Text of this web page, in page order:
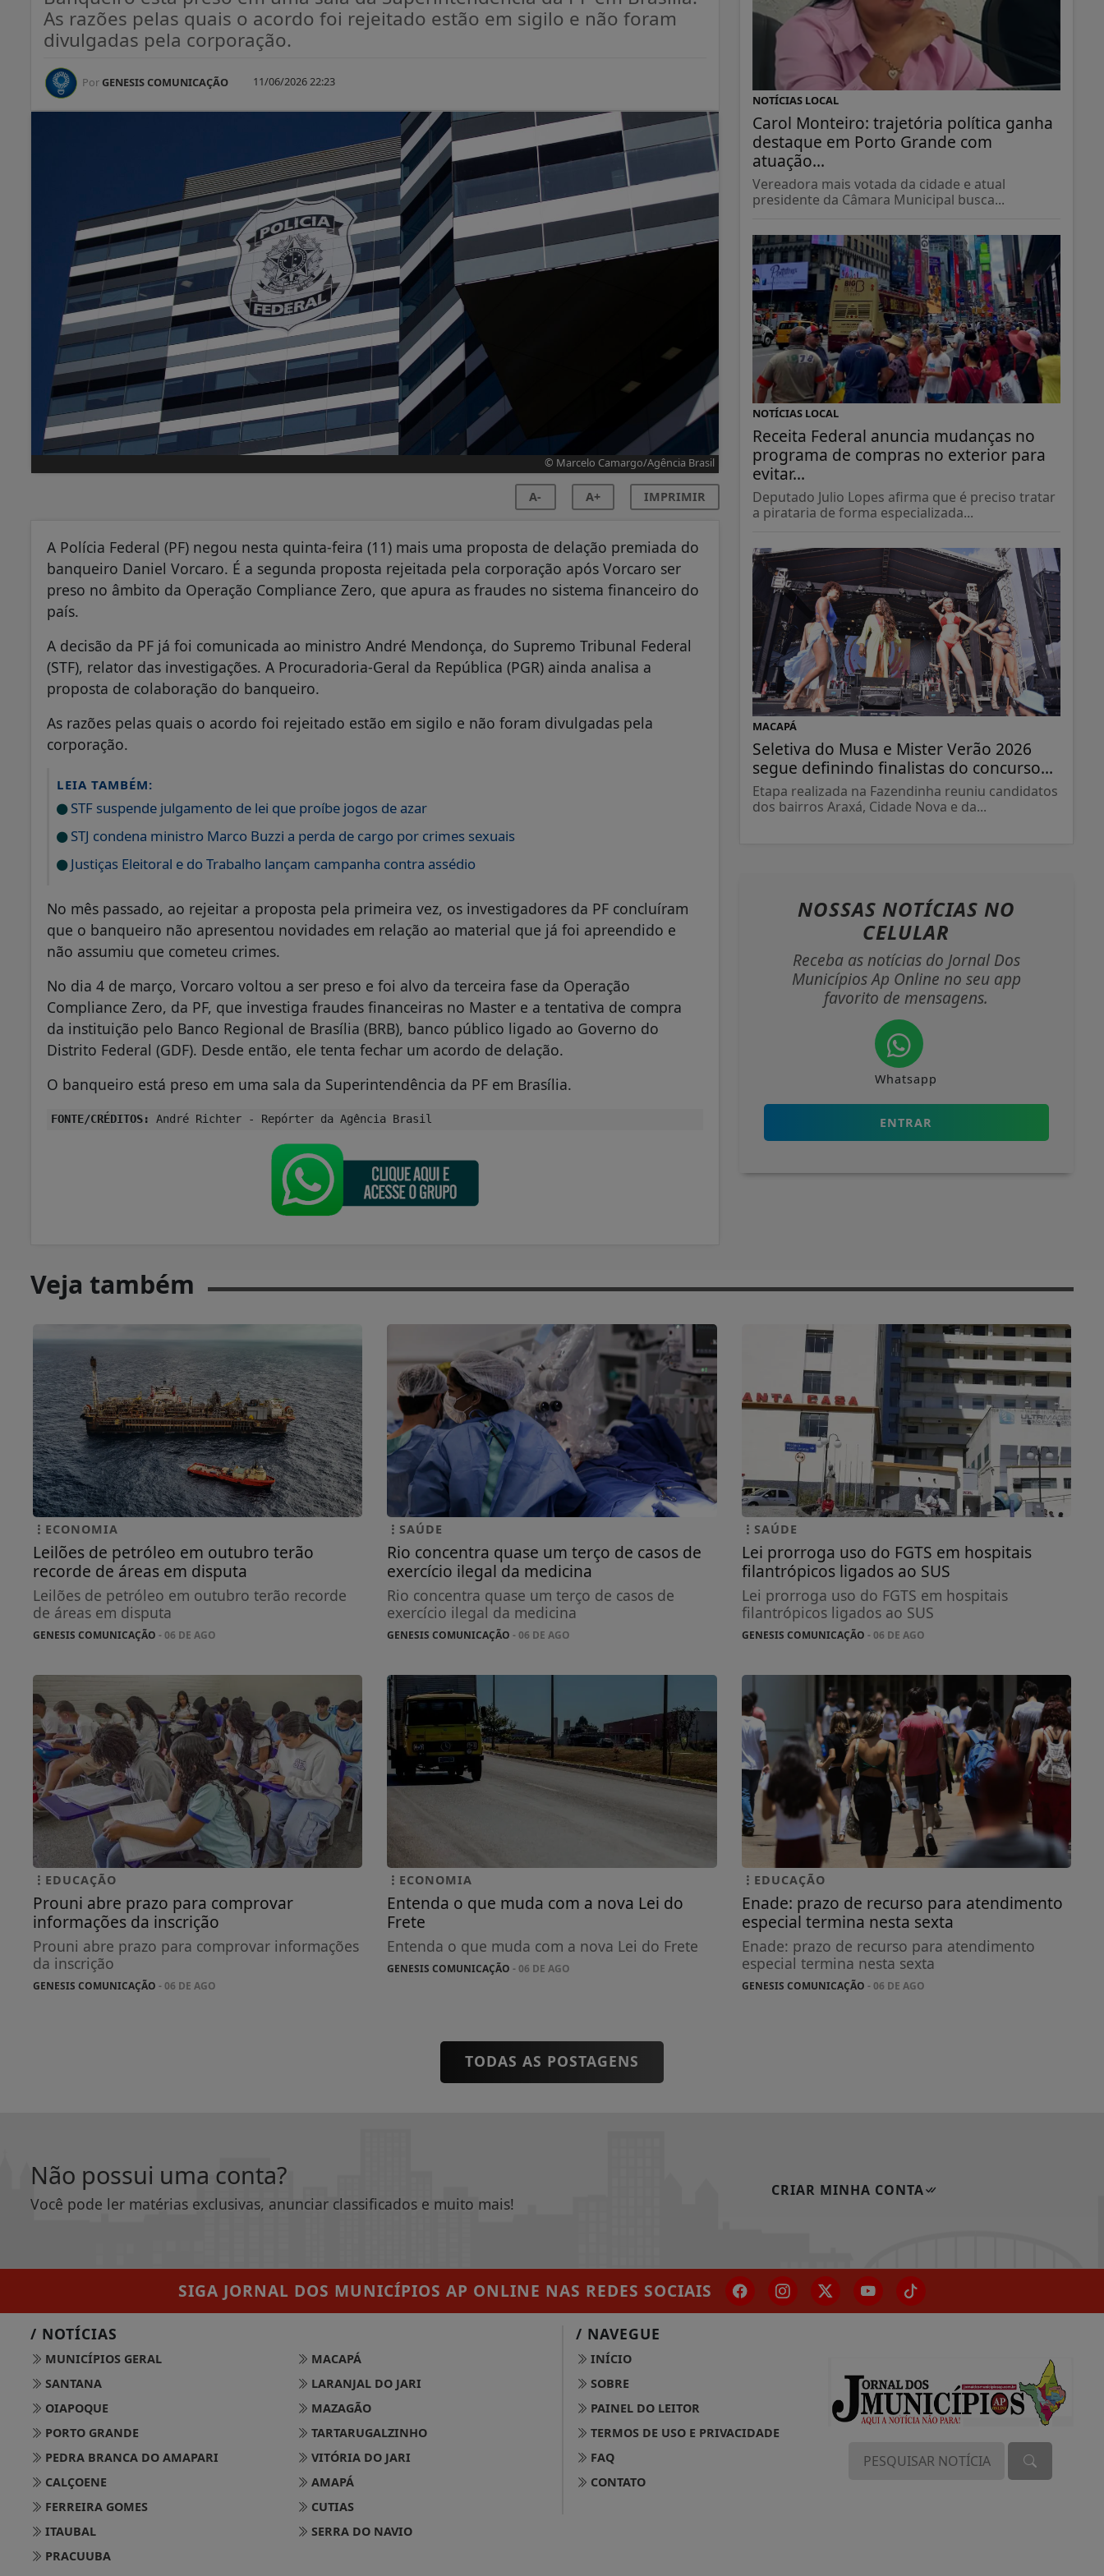
As razões pelas quais o acordo foi rejeitado estão em sigilo e não foram
divulgadas pela corporação.
Por GENESIS COMUNICAÇÃO 11/06/2026 22:23
© Marcelo Camargo/Agência Brasil
A- A+ IMPRIMIR
A Polícia Federal (PF) negou nesta quinta-feira (11) mais uma proposta de delação premiada do
banqueiro Daniel Vorcaro. É a segunda proposta rejeitada pela corporação após Vorcaro ser
preso no âmbito da Operação Compliance Zero, que apura as fraudes no sistema financeiro do
país.
A decisão da PF já foi comunicada ao ministro André Mendonça, do Supremo Tribunal Federal
(STF), relator das investigações. A Procuradoria-Geral da República (PGR) ainda analisa a
proposta de colaboração do banqueiro.
As razões pelas quais o acordo foi rejeitado estão em sigilo e não foram divulgadas pela
corporação.
LEIA TAMBÉM:
STF suspende julgamento de lei que proíbe jogos de azar
STJ condena ministro Marco Buzzi a perda de cargo por crimes sexuais
Justiças Eleitoral e do Trabalho lançam campanha contra assédio
No mês passado, ao rejeitar a proposta pela primeira vez, os investigadores da PF concluíram
que o banqueiro não apresentou novidades em relação ao material que já foi apreendido e
não assumiu que cometeu crimes.
No dia 4 de março, Vorcaro voltou a ser preso e foi alvo da terceira fase da Operação
Compliance Zero, da PF, que investiga fraudes financeiras no Master e a tentativa de compra
da instituição pelo Banco Regional de Brasília (BRB), banco público ligado ao Governo do
Distrito Federal (GDF). Desde então, ele tenta fechar um acordo de delação.
O banqueiro está preso em uma sala da Superintendência da PF em Brasília.
FONTE/CRÉDITOS: André Richter - Repórter da Agência Brasil
NOTÍCIAS LOCAL
Carol Monteiro: trajetória política ganha
destaque em Porto Grande com
atuação...
Vereadora mais votada da cidade e atual
presidente da Câmara Municipal busca...
NOTÍCIAS LOCAL
Receita Federal anuncia mudanças no
programa de compras no exterior para
evitar...
Deputado Julio Lopes afirma que é preciso tratar
a pirataria de forma especializada...
MACAPÁ
Seletiva do Musa e Mister Verão 2026
segue definindo finalistas do concurso...
Etapa realizada na Fazendinha reuniu candidatos
dos bairros Araxá, Cidade Nova e da...
NOSSAS NOTÍCIAS NO
CELULAR
Receba as notícias do Jornal Dos
Municípios Ap Online no seu app
favorito de mensagens.
Whatsapp
ENTRAR
Veja também
ECONOMIA
Leilões de petróleo em outubro terão
recorde de áreas em disputa
Leilões de petróleo em outubro terão recorde
de áreas em disputa
GENESIS COMUNICAÇÃO - 06 DE AGO
SAÚDE
Rio concentra quase um terço de casos de
exercício ilegal da medicina
Rio concentra quase um terço de casos de
exercício ilegal da medicina
GENESIS COMUNICAÇÃO - 06 DE AGO
SAÚDE
Lei prorroga uso do FGTS em hospitais
filantrópicos ligados ao SUS
Lei prorroga uso do FGTS em hospitais
filantrópicos ligados ao SUS
GENESIS COMUNICAÇÃO - 06 DE AGO
EDUCAÇÃO
Prouni abre prazo para comprovar
informações da inscrição
Prouni abre prazo para comprovar informações
da inscrição
GENESIS COMUNICAÇÃO - 06 DE AGO
ECONOMIA
Entenda o que muda com a nova Lei do
Frete
Entenda o que muda com a nova Lei do Frete
GENESIS COMUNICAÇÃO - 06 DE AGO
EDUCAÇÃO
Enade: prazo de recurso para atendimento
especial termina nesta sexta
Enade: prazo de recurso para atendimento
especial termina nesta sexta
GENESIS COMUNICAÇÃO - 06 DE AGO
TODAS AS POSTAGENS
Não possui uma conta?
Você pode ler matérias exclusivas, anunciar classificados e muito mais!
CRIAR MINHA CONTA
SIGA JORNAL DOS MUNICÍPIOS AP ONLINE NAS REDES SOCIAIS
/ NOTÍCIAS
MUNICÍPIOS GERAL
MACAPÁ
SANTANA
LARANJAL DO JARI
OIAPOQUE
MAZAGÃO
PORTO GRANDE
TARTARUGALZINHO
PEDRA BRANCA DO AMAPARI
VITÓRIA DO JARI
CALÇOENE
AMAPÁ
FERREIRA GOMES
CUTIAS
ITAUBAL
SERRA DO NAVIO
PRACUUBA
/ NAVEGUE
INÍCIO
SOBRE
PAINEL DO LEITOR
TERMOS DE USO E PRIVACIDADE
FAQ
CONTATO